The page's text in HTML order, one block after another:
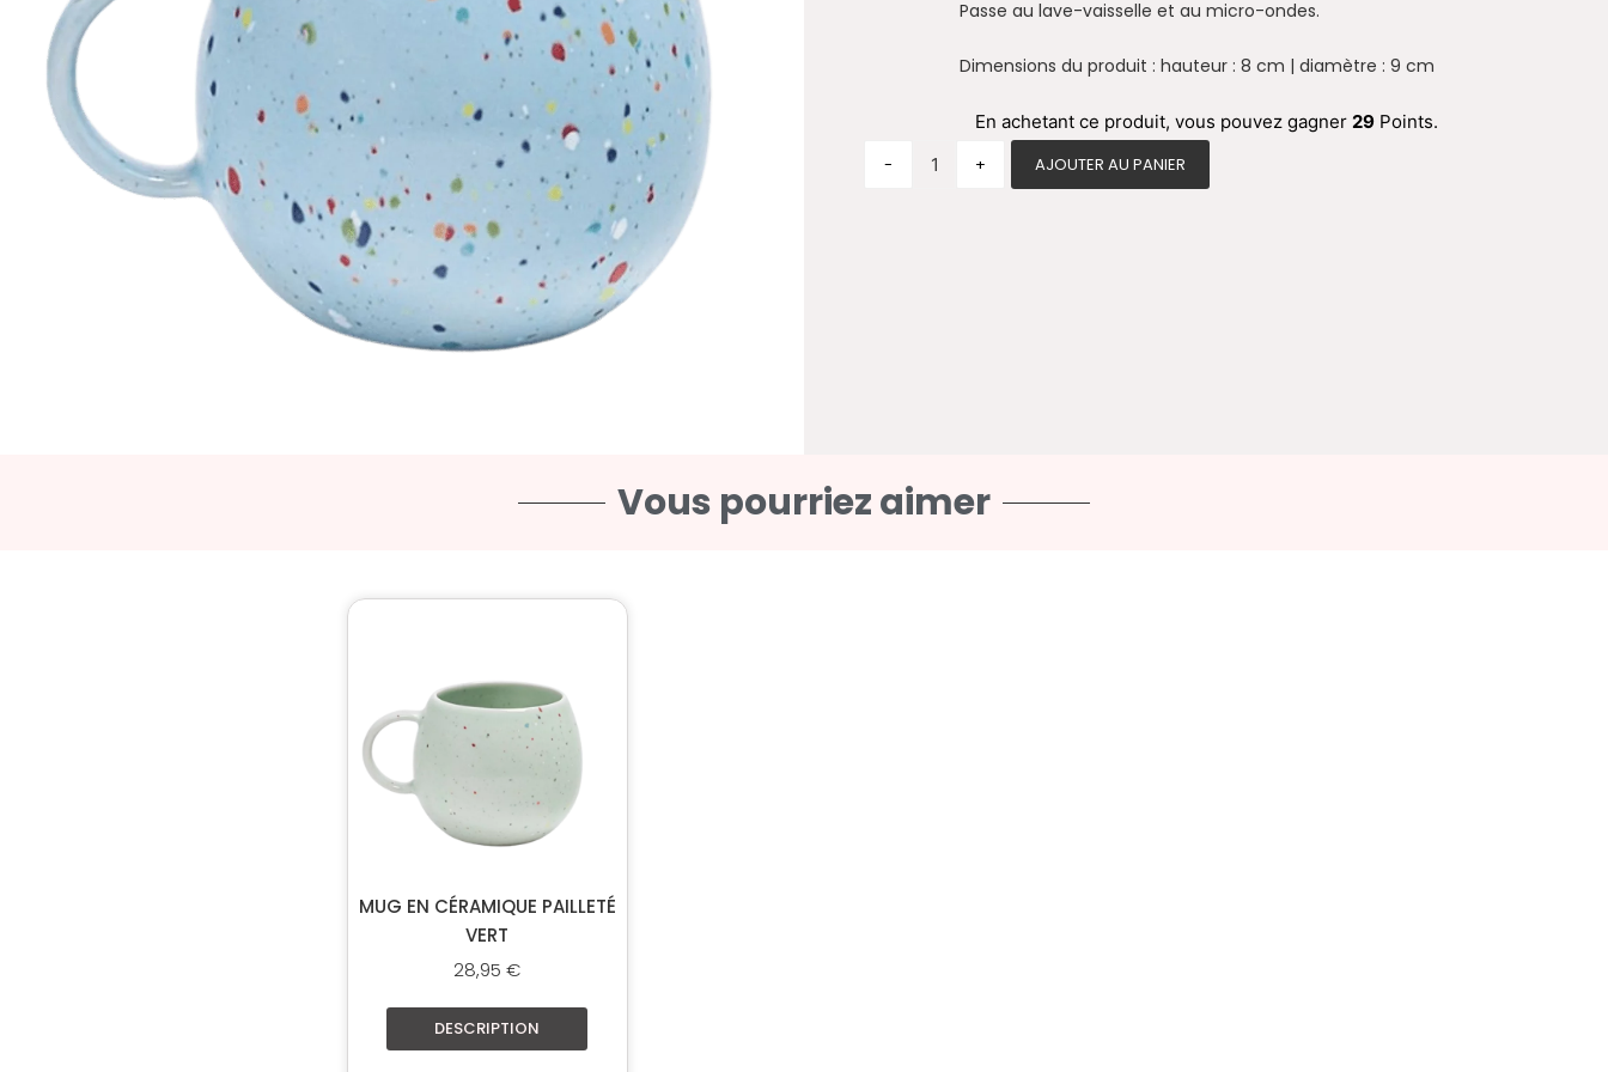
Passe au lave-vaisselle et au micro-ondes.
Dimensions du produit : hauteur : 8 cm | diamètre : 9 cm
En achetant ce produit, vous pouvez gagner 29Points.
quantité de Mug en céramique pailleté bleu
-
+ AJOUTER AU PANIER
Vous pourriez aimer
MUG EN CÉRAMIQUE PAILLETÉ
VERT
28,95€
DESCRIPTION